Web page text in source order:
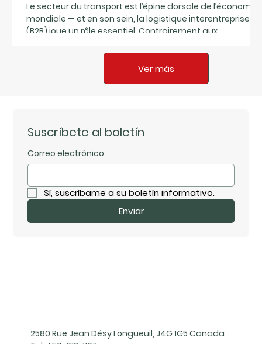
Le secteur du transport est l’épine dorsale de l’économie
mondiale — et en son sein, la logistique interentreprises
(B2B) joue un rôle essentiel. Contrairement aux
est souvent plus complexe, impliquant des expéditions à
grand volume, des itinéraires planifiés, des contrats à
long terme et une exigence de précision.
Ver más
2580 Rue Jean Désy Longueuil, J4G 1G5 Canada
Suscríbete al boletín
Correo electrónico
Sí, suscríbame a su boletín informativo.
Enviar